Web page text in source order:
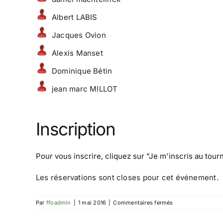
Albert LABIS
Jacques Ovion
Alexis Manset
Dominique Bétin
jean marc MILLOT
Inscription
Pour vous inscrire, cliquez sur "Je m'inscris au
Les réservations sont closes pour cet événement.
Par ffoadmin 1 mai 2016 Commentaires fermés